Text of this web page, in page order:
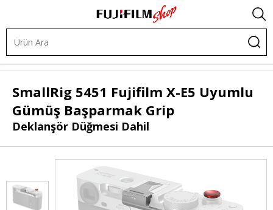
SmallRig 5451 Fujifilm X-E5 Uyumlu
Gümüş Başparmak Grip
Deklanşör Düğmesi Dahil